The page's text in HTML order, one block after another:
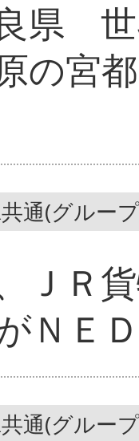
県
の宮
共通(グルー
ＪＲ
ＮＥ
共通(グルー